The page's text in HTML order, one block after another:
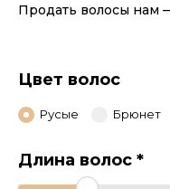
Продать волосы нам
Цвет волос
Русые Брюнет
Длина волос *